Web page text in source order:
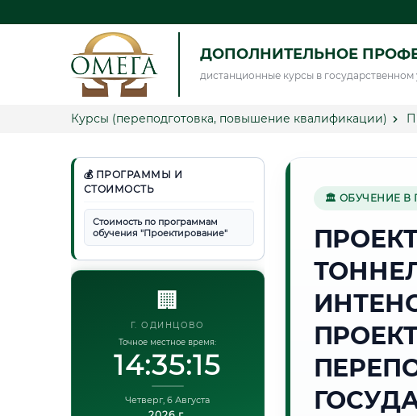
ДОПОЛНИТЕЛЬНОЕ
дистанционные курсы в государственном
Курсы (переподготовка, повышение квалификации)
💰 ПРОГРАММЫ И
СТОИМОСТЬ
Стоимость по программам
обучения "Проектирование"
🏢
Г. ОДИНЦОВО
Точное местное время:
14:35:16
Четверг, 6 Августа
🏛 ОБУЧЕНИЕ В